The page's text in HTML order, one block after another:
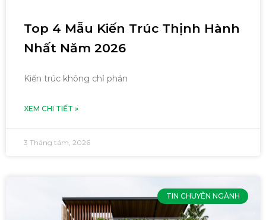
Top 4 Mẫu Kiến Trúc Thịnh Hành
Nhất Năm 2026
Kiến trúc không chỉ phản
XEM CHI TIẾT »
3 Tháng tám, 2026
TIN CHUYÊN NGÀNH